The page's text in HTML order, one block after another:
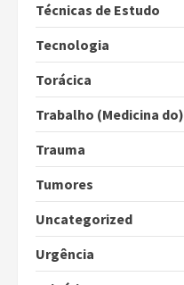
Técnicas de Estudo
Tecnologia
Torácica
Trabalho (Medicina do)
Trauma
Tumores
Uncategorized
Urgência